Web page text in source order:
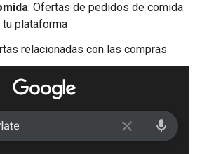
: Ofertas de pedidos de comida
plataforma
relacionadas con las compras